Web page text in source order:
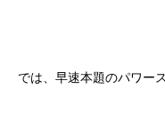
では、早速本題のパワー